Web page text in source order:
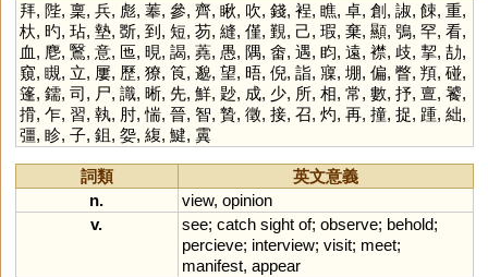
拜, 陛, 稟, 兵, 彪, 菶, 參, 齊, 瞅, 吹, 錢, 裎, 瞧, 卓, 創 , 諔, 餗, 重,
杕, 旳, 玷, 墊, 斲, 到 , 短, 芴, 縫, 僅, 覲, 己, 瑕, 棄, 顯, 鴞, 罕, 看,
血, 麀, 鷖, 意, 匜, 晛, 謁, 蕘, 愚, 隅, 畬, 遇, 盷, 遠, 襟, 歧, 挈, 劼,
窺, 瞡, 立, 屢, 歷, 獠, 筤, 邈, 望, 晤, 倪, 詣, 寱, 堋, 偏, 瞥, 頖, 碰,
篷, 鑐, 司, 尸, 識, 晰, 先, 鮮, 尟, 成, 少, 所, 相, 常, 數, 抒, 亶, 饕,
搰, 乍, 習, 執, 肘,惴, 晉, 智, 贄, 徵, 接, 召, 灼, 再, 撞, 捉, 踵, 絀,
彊, 眕, 子, 鉏, 妴, 緮, 鰎, 霬
詞類
英文意義
n.
view, opinion
v.
see; catch sight of; observe; behold;
percieve; interview; visit; meet;
manifest, appear